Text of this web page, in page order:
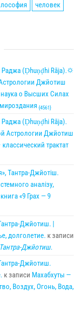
человек
Раджа (Ḍhuṇḍhi Rāja).🌣
Джйотиш
о Высших Силах
{4561}
(Ḍhuṇḍhi Rāja).
Астрологии Джйотиш
трактат
Тантра-Джйотіш.
аналізу,
«9 Грах — 9
Джйотиш. |
долголетие. к записи
Тантра-Джйотиш.
Джйотиш.
к записи Махабхуты —
Воздух, Огонь, Вода,